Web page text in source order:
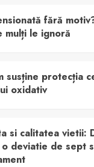
fără
mulți le ignoră
susține protecția
oxidativ
si calitatea vietii:
deviatie de sept